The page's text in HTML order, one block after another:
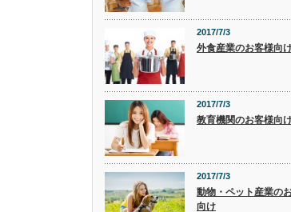
2017/7/3
外食産業のお客様向
2017/7/3
教育機関のお客様向
2017/7/3
動物・ペット産業の
向け